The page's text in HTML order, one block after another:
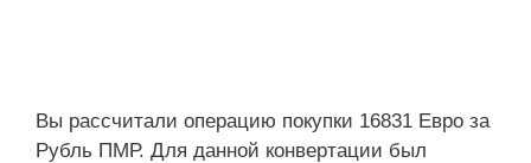
Вы рассчитали операцию покупки 16831 Евро за
Рубль ПМР. Для данной конвертации был